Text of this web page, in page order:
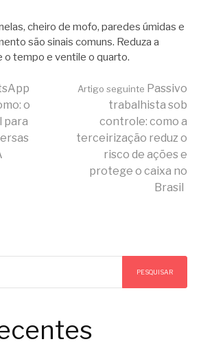
cheiro de mofo, paredes úmidas e
são sinais comuns. Reduza a
o tempo e ventile o quarto.
o
para
Artigo seguinte Passivo
trabalhista sob
controle: como a
terceirização reduz o
risco de ações e
protege o caixa no
Brasil
PESQUISAR